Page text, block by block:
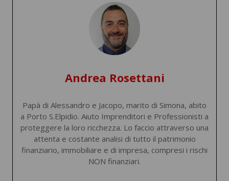
Andrea Rosettani
Papà di Alessandro e Jacopo, marito di Simona, abito
a Porto S.Elpidio. Aiuto Imprenditori e Professionisti a
proteggere la loro ricchezza. Lo faccio attraverso una
attenta e costante analisi di tutto il patrimonio
finanziario, immobiliare e di impresa, compresi i rischi
NON finanziari.